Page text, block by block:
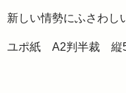
新しい情勢にふさわし
ユポ紙 A2判半裁 縦